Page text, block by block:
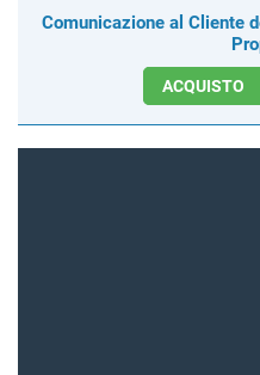
Comunicazione al Cliente
ACQUISTO